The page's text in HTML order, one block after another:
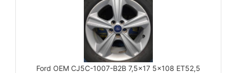
Ford OEM CJ5C-1007-B2B 7,5x17 5x108 ET52,5